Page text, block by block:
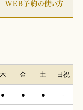
木 金 土 日祝
● ● ● -